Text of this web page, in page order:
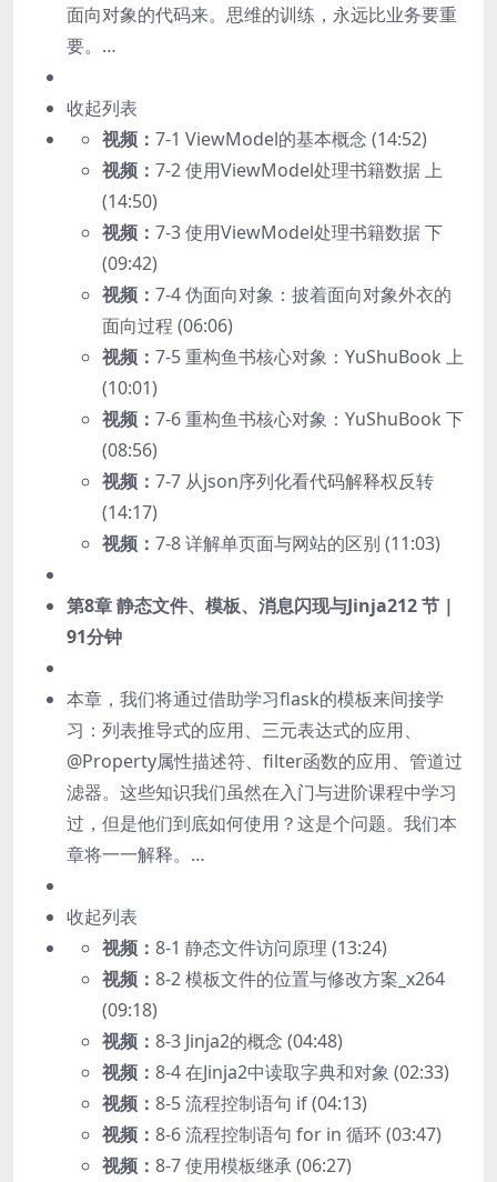
面向对象的代码来。思维的训练，永远比业务要重
要。…
收起列表
视频： 7-1 ViewModel的基本概念 (14:52)
视频： 7-2 使用ViewModel处理书籍数据 上
(14:50)
视频： 7-3 使用ViewModel处理书籍数据 下
(09:42)
视频： 7-4 伪面向对象：披着面向对象外衣的
面向过程 (06:06)
视频： 7-5 重构鱼书核心对象：YuShuBook 上
(10:01)
视频： 7-6 重构鱼书核心对象：YuShuBook 下
(08:56)
视频： 7-7 从json序列化看代码解释权反转
(14:17)
视频： 7-8 详解单页面与网站的区别 (11:03)
第8章 静态文件、模板、消息闪现与Jinja212 节 |
91分钟
本章，我们将通过借助学习flask的模板来间接学
习：列表推导式的应用、三元表达式的应用、
@Property属性描述符、filter函数的应用、管道过
滤器。这些知识我们虽然在入门与进阶课程中学习
过，但是他们到底如何使用？这是个问题。我们本
章将一一解释。…
收起列表
视频： 8-1 静态文件访问原理 (13:24)
视频： 8-2 模板文件的位置与修改方案_x264
(09:18)
视频： 8-3 Jinja2的概念 (04:48)
视频： 8-4 在Jinja2中读取字典和对象 (02:33)
视频： 8-5 流程控制语句 if (04:13)
视频： 8-6 流程控制语句 for in 循环 (03:47)
视频： 8-7 使用模板继承 (06:27)